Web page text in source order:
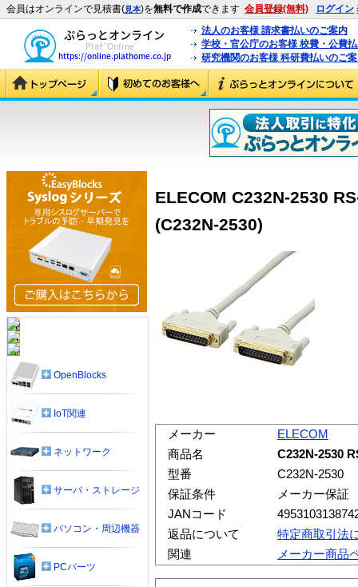
会員はオンラインで見積書(見本)を無料で作成できます 会員登録(無料) ログイン
法人のお客様 請求書払いのご案内
学校・官公庁のお客様 校費・公費
研究機関のお客様 科研費払いのご
ELECOM C232N-2530
(C232N-2530)
メーカー
ELECOM
商品名
C232N-2530
型番
C232N-2530
保証条件
メーカー保証
JANコード
返品について
特定商取引法
関連
メーカー商品
OpenBlocks
IoT関連
ネットワーク
サーバ・ストレージ
パソコン・周辺機器
PCパーツ